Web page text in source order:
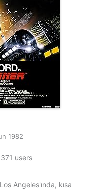
1982
users
Angeles'ında, kısa